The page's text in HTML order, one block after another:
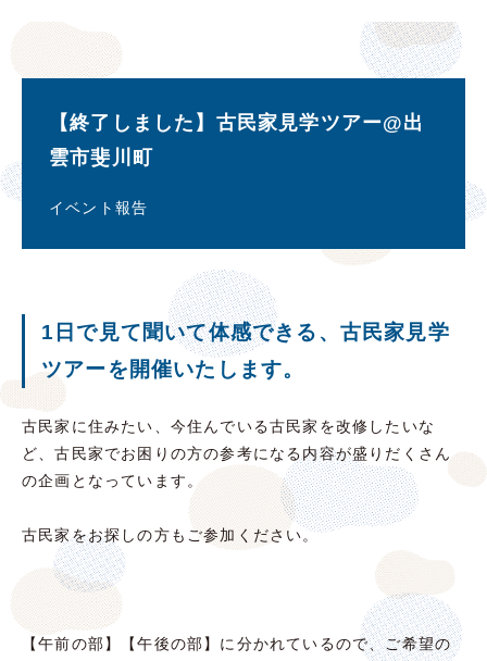
【終了しました】古民家見学ツアー@出
雲市斐川町
イベント報告
1日で見て聞いて体感できる、古民家見学
ツアーを開催いたします。
古民家に住みたい、今住んでいる古民家を改修したいな
ど、古民家でお困りの方の参考になる内容が盛りだくさん
の企画となっています。
古民家をお探しの方もご参加ください。
【午前の部】【午後の部】に分かれているので、ご希望の